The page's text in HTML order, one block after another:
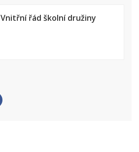
Vnitřní řád školní družiny